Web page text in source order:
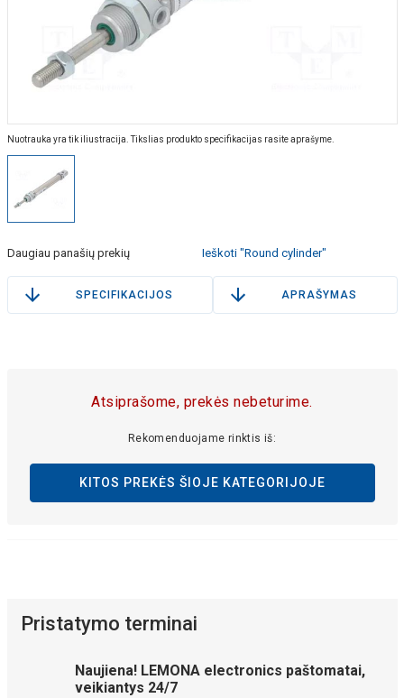
Nuotrauka yra tik iliustracija. Tikslias produkto specifikacijas rasite aprašyme.
Daugiau panašių prekių Ieškoti "Round cylinder"
SPECIFIKACIJOS APRAŠYMAS
Atsiprašome, prekės nebeturime.
Rekomenduojame rinktis iš:
KITOS PREKĖS ŠIOJE KATEGORIJOJE
Pristatymo terminai
Naujiena! LEMONA electronics paštomatai,
veikiantys 24/7